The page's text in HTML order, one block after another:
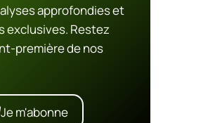
approfondies et
exclusives. Restez
première de nos
Je m'abonne